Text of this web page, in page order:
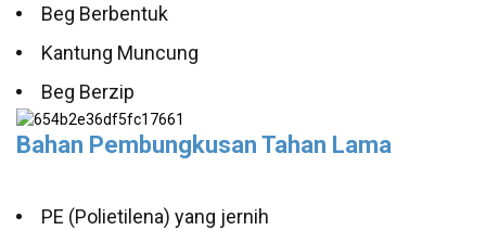
Beg Berbentuk
Kantung Muncung
Beg Berzip
Bahan Pembungkusan Tahan Lama
PE (Polietilena) yang jernih